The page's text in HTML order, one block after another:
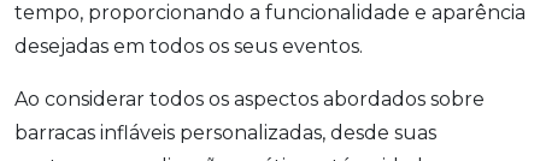
tempo, proporcionando a funcionalidade e aparência
desejadas em todos os seus eventos.
Ao considerar todos os aspectos abordados sobre
barracas infláveis personalizadas, desde suas